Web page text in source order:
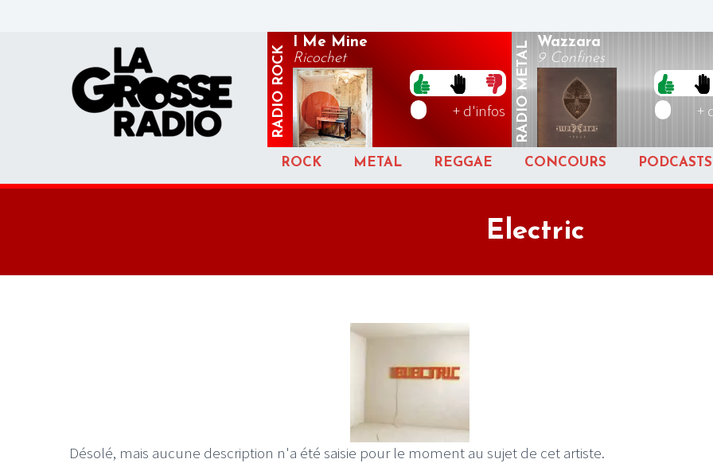
RADIO
ROCK
I Me Mine
Ricochet
+ d'infos RADIO
METAL Wazzara
9 Confines
+
ROCK METAL REGGAE CONCOURS PODCASTS
Electric
Désolé, mais aucune description n'a été saisie pour le moment au sujet de cet artiste.